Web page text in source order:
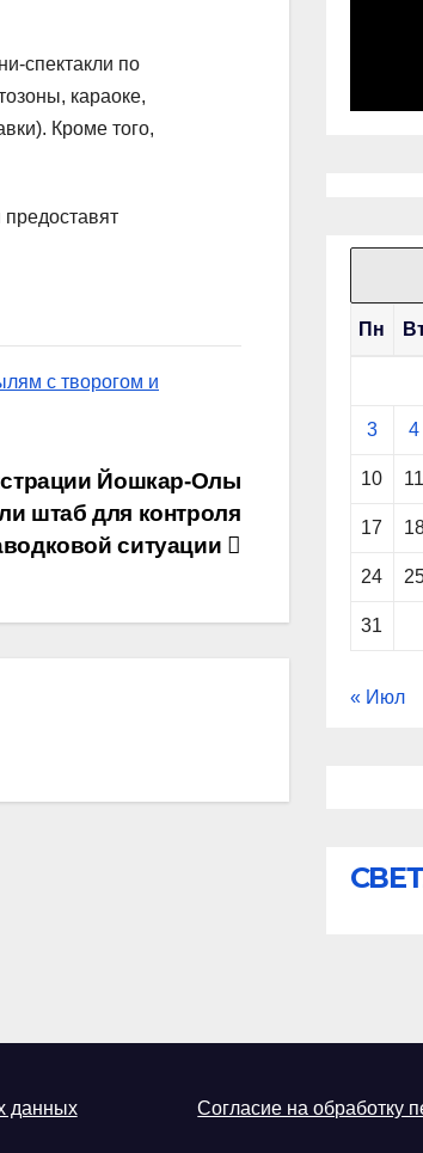
спектакли по
караоке,
Кроме того,
с творогом и
Йошкар-Олы
штаб для контроля
ситуации
Пн
3 4
10 11
17
24
31
« Июл
данных Согласие на обработку